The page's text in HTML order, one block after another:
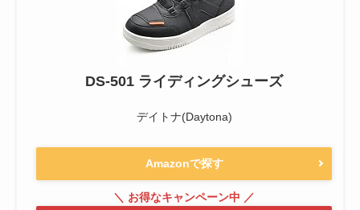
DS-501 ライディングシューズ
デイトナ(Daytona)
Amazonで探す